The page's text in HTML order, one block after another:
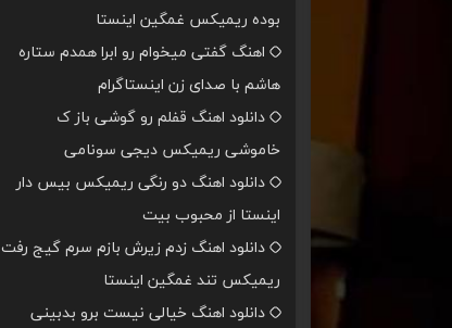
بوده ریمیکس غمگین اینستا
اهنگ گفتی میخوام رو ابرا همدم ستاره
هاشم با صدای زن اینستاگرام
دانلود اهنگ قفلم رو گوشی باز ک
خاموشی ریمیکس دیجی سونامی
دانلود اهنگ دو رنگی ریمیکس بیس دار
اینستا از محبوب بیت
دانلود اهنگ زدم زیرش بازم سرم گیج رفت
ریمیکس تند غمگین اینستا
دانلود اهنگ خیالی نیست برو بدبینی